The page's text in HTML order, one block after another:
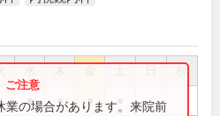
祝
● ● ●
業の場合があります。来院前